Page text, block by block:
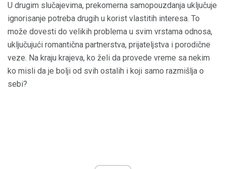
U drugim slučajevima, prekomerna samopouzdanja uključuje
ignorisanje potreba drugih u korist vlastitih interesa. To
može dovesti do velikih problema u svim vrstama odnosa,
uključujući romantična partnerstva, prijateljstva i porodične
veze. Na kraju krajeva, ko želi da provede vreme sa nekim
ko misli da je bolji od svih ostalih i koji samo razmišlja o
sebi?